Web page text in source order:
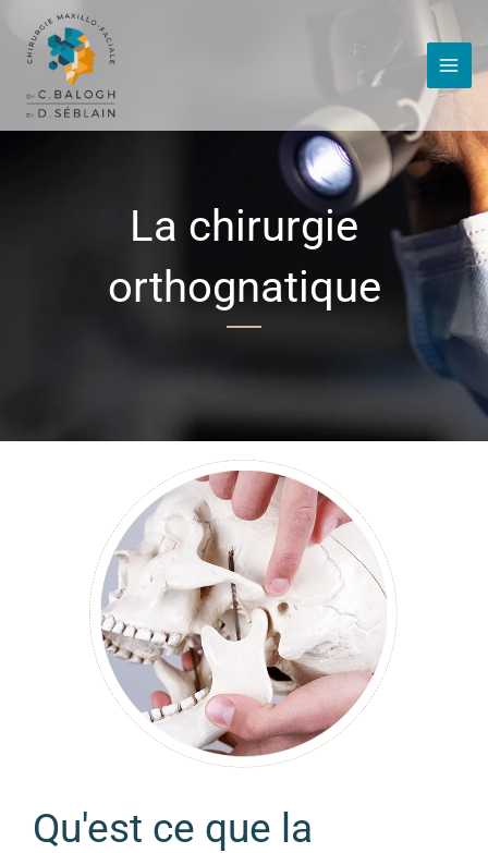
contenu
La chirurgie
orthognatique
Qu'est ce que la